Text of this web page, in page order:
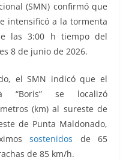
(SMN) confirmó que
intensificó a la tormenta
las 3:00 h tiempo del
8 de junio de 2026.
el SMN indicó que el
se localizó
(km) al sureste de
de Punta Maldonado,
sostenidos de 65
de 85 km/h.